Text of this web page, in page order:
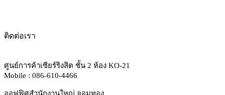
ติดต่อเรา
ศูนย์การค้าเซียร์ริงสิต ชั้น 2 ห้อง KO-21
Mobile : 086-610-4466
ออฟฟิศสำนักงานใหญ่ จอมทอง